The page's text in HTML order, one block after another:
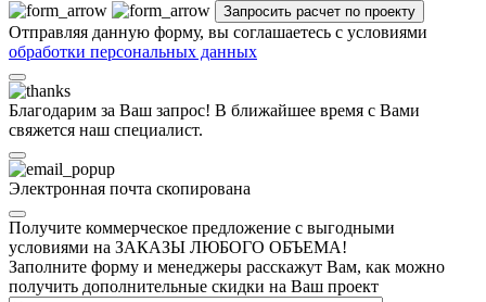
Отправляя данную форму, вы соглашаетесь с условиями
обработки персональных данных
Благодарим за Ваш запрос! В ближайшее время с Вами
свяжется наш специалист.
Электронная почта скопирована
Получите коммерческое предложение с выгодными
условиями на ЗАКАЗЫ ЛЮБОГО ОБЪЕМА!
Заполните форму и менеджеры расскажут Вам, как можно
получить дополнительные скидки на Ваш проект